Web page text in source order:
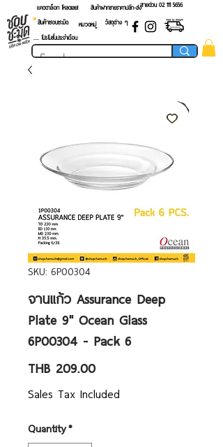
แคตตาล็อก โหลดเลย! สายด่วน 02 ​111 5656
สินค้าฝากขายราคาปลีก-ส่ง
สินค้าชอบชะมัด
หมวดหมู่
วัสดุต่าง ๆ
.... โปรโมชั่นประจำเดือน
SKU: 6P00304
จานแก้ว Assurance Deep
Plate 9" Ocean Glass
6P00304 - Pack 6
THB 209.00Price
Sales Tax Included
Quantity*